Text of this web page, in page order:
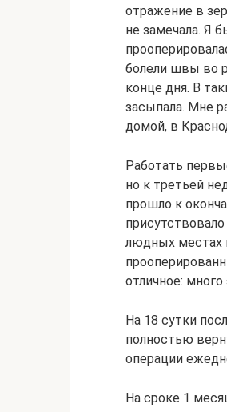
отражение в
не замечала. Я
болели швы во
конце дня. В
засыпала. Мне
домой, в
Работать
но к третьей
прошло к
людных местах
отличное:
На 18 сутки
полностью
операции
На сроке 1